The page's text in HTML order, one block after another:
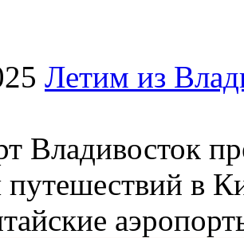
Летим из
Владивосток
путешествий в